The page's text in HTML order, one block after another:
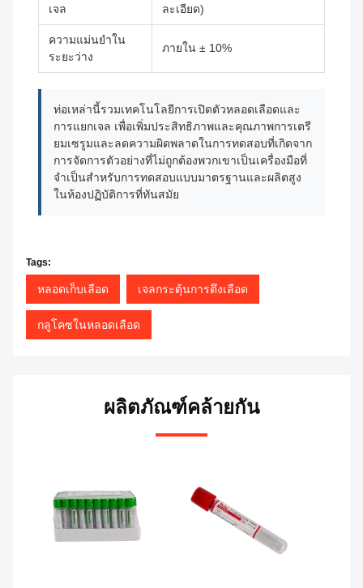
เจล
ละเอียด)
ความแม่นยําใน
ระยะว่าง
ภายใน ± 10%
ท่อเหล่านี้รวมเทคโนโลยีการเปิดตัวหลอดเลือดและ
การแยกเจล เพื่อเพิ่มประสิทธิภาพและคุณภาพการเตรี
ยมเซรูมและลดความผิดพลาดในการทดสอบที่เกิดจาก
การจัดการตัวอย่างที่ไม่ถูกต้องพวกเขาเป็นเครื่องมือที่
จําเป็นสําหรับการทดสอบแบบมาตรฐานและผลิตสูง
ในห้องปฏิบัติการที่ทันสมัย
Tags:
หลอดเก็บเลือด เจลกระตุ้นการตึงเลือด
กลูโคซในหลอดเลือด
ผลิตภัณฑ์คล้ายกัน